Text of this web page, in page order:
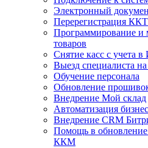
Электронный
Перерегистрация
Программирование и
товаров
Снятие касс с учета
Выезд специалиста
Обучение персонала
Обновление
Внедрение Мой склад
Автоматизация
Внедрение CRM
Помощь в
ККМ